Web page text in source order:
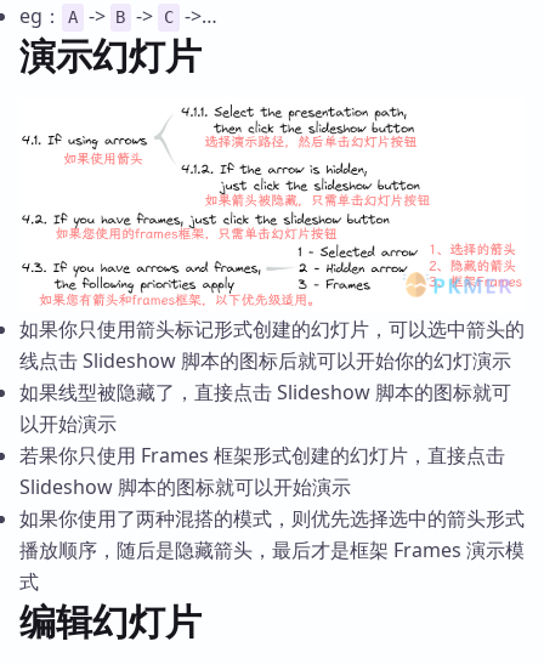
eg： A -> B -> C ->…
演示幻灯片
如果你只使用箭头标记形式创建的幻灯片，可以选中箭头的
线点击 Slideshow 脚本的图标后就可以开始你的幻灯演示
如果线型被隐藏了，直接点击 Slideshow 脚本的图标就可
以开始演示
若果你只使用 Frames 框架形式创建的幻灯片，直接点击
Slideshow 脚本的图标就可以开始演示
如果你使用了两种混搭的模式，则优先选择选中的箭头形式
播放顺序，随后是隐藏箭头，最后才是框架 Frames 演示模
式
编辑幻灯片